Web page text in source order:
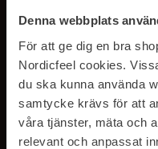
Denna webbplats
För att ge dig en bra
Nordicfeel cookies.
du ska kunna använda
samtycke krävs för att
våra tjänster, mäta och
relevant och anpassat
SUBSCRIBE
NEWSLETTER
E-mail
Ved at abonnere accepterer